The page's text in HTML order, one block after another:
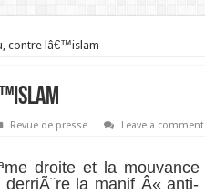
contre lâ€™islam
Revue de presse Leave a comment
droite et la mouvance
la manif Â« anti-